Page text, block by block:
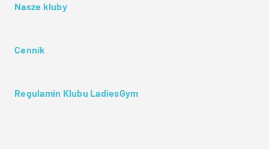
Nasze kluby
Cennik
Regulamin Klubu LadiesGym